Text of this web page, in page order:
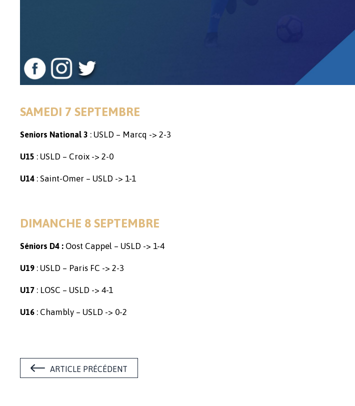
SAMEDI 7 SEPTEMBRE
Seniors National 3 : USLD – Marcq -> 2-3
U15 : USLD – Croix -> 2-0
U14 : Saint-Omer – USLD -> 1-1
DIMANCHE 8 SEPTEMBRE
Séniors D4 : Oost Cappel – USLD -> 1-4
U19 : USLD – Paris FC -> 2-3
U17 : LOSC – USLD -> 4-1
U16 : Chambly – USLD -> 0-2
ARTICLE PRÉCÉDENT